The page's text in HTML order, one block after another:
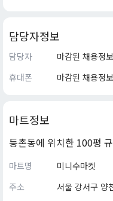
담당자정보
담당자
마감된 채용정
휴대폰
마감된 채용정
마트정보
등촌동에 위치한 100평
마트명
미니수마켓
주소
서울 강서구 양